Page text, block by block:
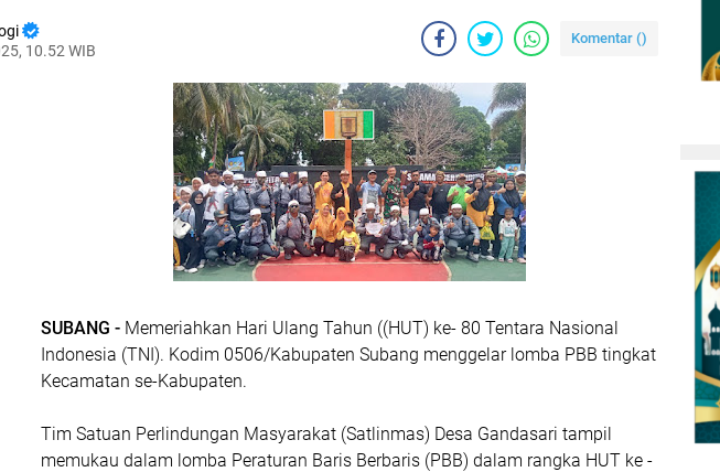
10.52 WIB
Komentar ()
SUBANG - Memeriahkan Hari Ulang Tahun ((HUT) ke- 80 Tentara Nasional
Indonesia (TNI). Kodim 0506/Kabupaten Subang menggelar lomba PBB tingkat
Kecamatan se-Kabupaten.
Tim Satuan Perlindungan Masyarakat (Satlinmas) Desa Gandasari tampil
memukau dalam lomba Peraturan Baris Berbaris (PBB) dalam rangka HUT ke -